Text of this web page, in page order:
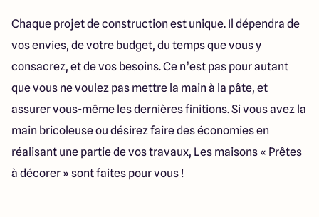
Maisons ARLOGIS Nantes
23 Rue du Bel air
44470 Carquefou
4.7 4.7
Chaque projet de construction est unique. Il dépendra de
vos envies, de votre budget, du temps que vous y
consacrez, et de vos besoins. Ce n’est pas pour autant
que vous ne voulez pas mettre la main à la pâte, et
assurer vous-même les dernières finitions. Si vous avez la
main bricoleuse ou désirez faire des économies en
réalisant une partie de vos travaux, Les maisons « Prêtes
à décorer » sont faites pour vous !